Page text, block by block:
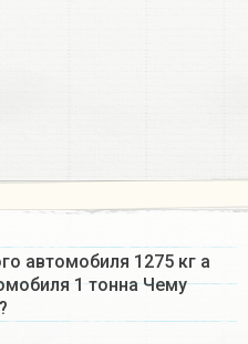
автомобиля 1275 кг а
1 тонна Чему